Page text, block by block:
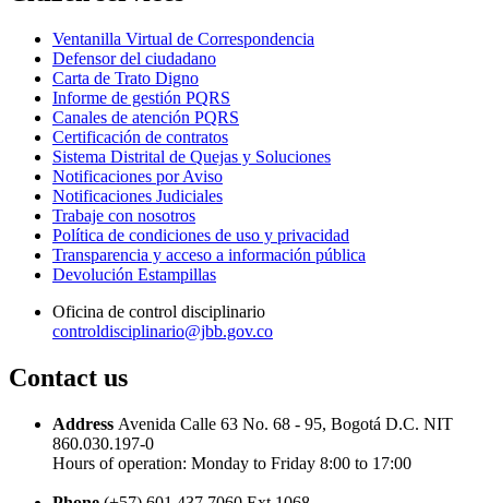
Ventanilla Virtual de Correspondencia
Defensor del ciudadano
Carta de Trato Digno
Informe de gestión PQRS
Canales de atención PQRS
Certificación de contratos
Sistema Distrital de Quejas y Soluciones
Notificaciones por Aviso
Notificaciones Judiciales
Trabaje con nosotros
Política de condiciones de uso y privacidad
Transparencia y acceso a información pública
Devolución Estampillas
Oficina de control disciplinario
controldisciplinario@jbb.gov.co
Contact us
Address Avenida Calle 63 No. 68 - 95, Bogotá D.C. NIT
860.030.197-0
Hours of operation: Monday to Friday 8:00 to 17:00